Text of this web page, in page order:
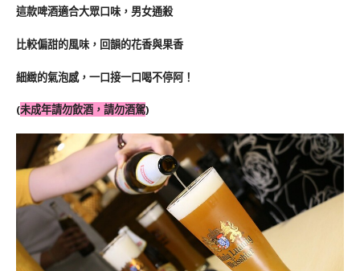
這款啤酒適合大眾口味，男女通殺
比較偏甜的風味，回韻的花香與果香
細緻的氣泡感，一口接一口喝不停阿！
(未成年請勿飲酒，請勿酒駕)